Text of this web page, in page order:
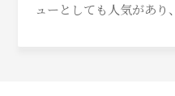
ューとしても人気があ